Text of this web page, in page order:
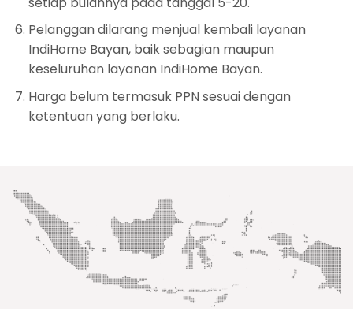
Pelanggan dilarang menjual kembali layanan
IndiHome Bayan, baik sebagian maupun
keseluruhan layanan IndiHome Bayan.
Harga belum termasuk PPN sesuai dengan
ketentuan yang berlaku.